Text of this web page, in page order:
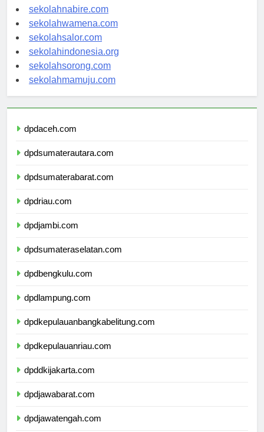
sekolahmanokwari.com
sekolahnabire.com
sekolahwamena.com
sekolahsalor.com
sekolahindonesia.org
sekolahsorong.com